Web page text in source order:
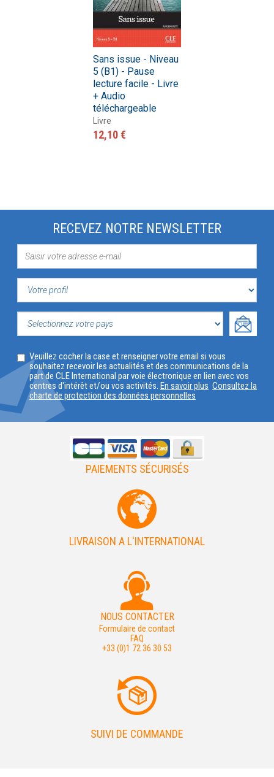
Sans issue - Niveau
5 (B1) - Pause
lecture facile - Livre
+ Audio
téléchargeable
Livre
12,10 €
RECEVEZ NOTRE NEWSLETTER
VOTRE
PROFIL
VOTRE
PAYS
Veuillez cocher la case et renseigner votre email si vous
souhaitez recevoir les actualités et des communications de la
part de CLE International par voie électronique en lien avec vos
centres d'intérêt et/ou vos activités. En savoir plus Consultez la
charte de protection des données personnelles
PAIEMENTS SÉCURISÉS
LIVRAISON A L'INTERNATIONAL
NOUS CONTACTER
Formulaire de contact
FAQ
+33 (0)1 72 36 30 53
SUIVI DE COMMANDE